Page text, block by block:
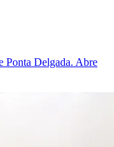
Ponta Delgada. Abre